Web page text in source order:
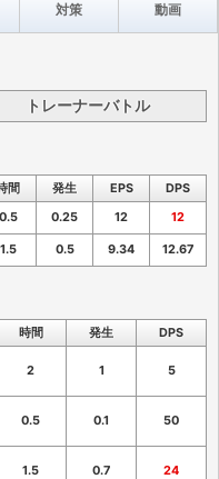
対策 動画
トレーナーバトル
間 発生 EPS
DPS
0.5 0.25 12 12
1.5 0.5 9.34 12.67
時間 発生
DPS
2 1 5
0.5 0.1 50
1.5 0.7 24